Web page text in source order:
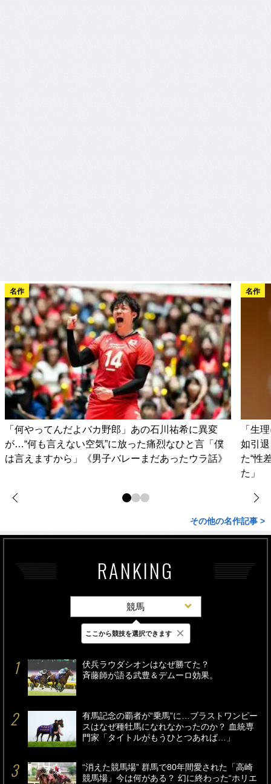
名作
「何やってんだよバカ野郎」あの石川祐希に異変
が…“何も言えない空気”に放った痛烈なひと言「僕
は言えますから」《男子バレーまだあったウラ話》
名作
「生
如引
た“性
た」
その他の名作記事 >
RANKING
競馬
最新 24時間 週間
伏兵ラウダシオンはなぜ勝てた？
斉藤師が語る武豊＆デムーロ効果。
有馬記念の覇者が“乗馬”に…ブラストワンピー
スはなぜ種牡馬になれなかったのか？ 血統専
門家「タイトルがもうひとつあれば…」
“消えた競馬場” 群馬で80年間愛された「高崎
競馬場」今は何がある？ 幻に終わった“ホリエ
ここから競技を選択できます ×